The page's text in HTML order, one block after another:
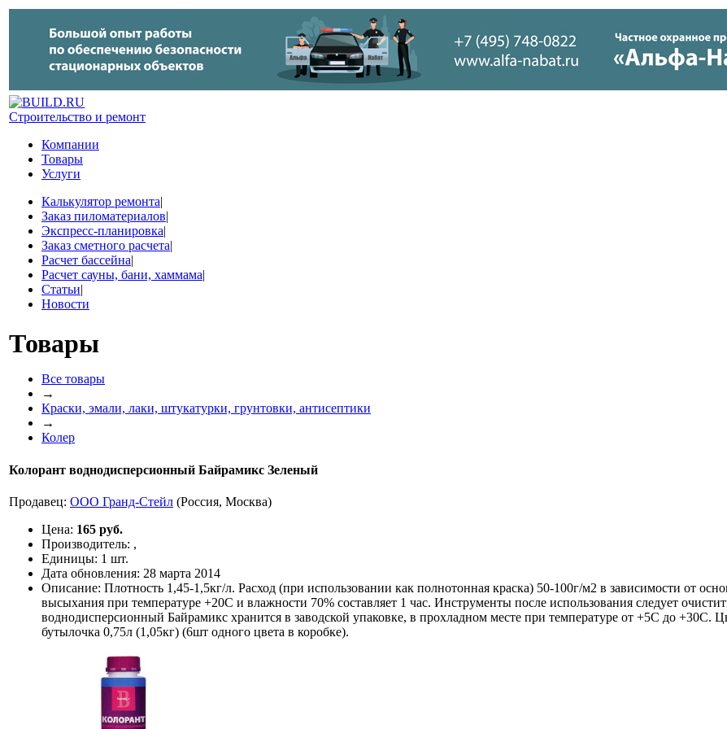
Строительство и ремонт
Компании
Товары
Услуги
Калькулятор ремонта|
Заказ пиломатериалов|
Экспресс-планировка|
Заказ сметного расчета|
Расчет бассейна|
Расчет сауны, бани, хаммама|
Статьи|
Новости
Товары
Все товары
→
Краски, эмали, лаки, штукатурки, грунтовки, антисептики
→
Колер
Колорант воднодисперсионный Байрамикс Зеленый
Продавец: ООО Гранд-Стейл (Россия, Москва)
Цена: 165 руб.
Производитель: ,
Единицы: 1 шт.
Дата обновления: 28 марта 2014
Описание: Плотность 1,45-1,5кг/л. Расход (при использовании как полнотонная краска) 50-100г/м2 в зависимости от
высыхания при температуре +20С и влажности 70% составляет 1 час. Инструменты после использования следует
воднодисперсионный Байрамикс хранится в заводской упаковке, в прохладном месте при температуре от +5С до +30С.
бутылочка 0,75л (1,05кг) (6шт одного цвета в коробке).